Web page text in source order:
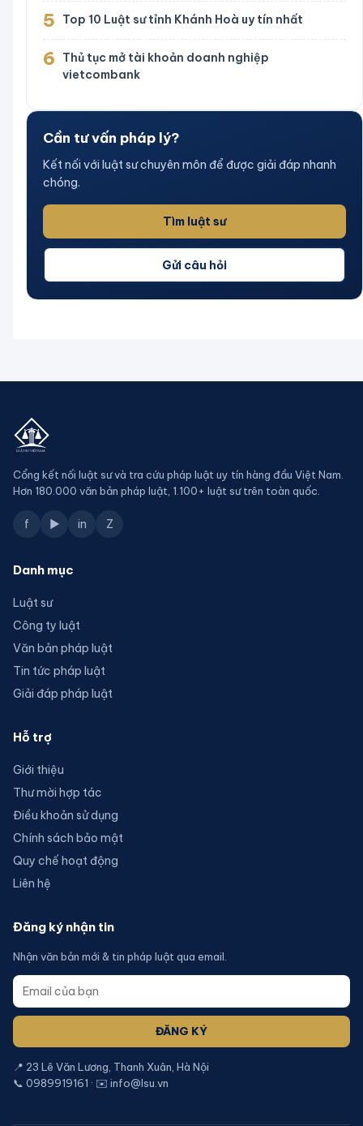
5 Top 10 Luật sư tỉnh Khánh Hoà uy tín nhất
6
Thủ tục mở tài khoản doanh nghiệp
vietcombank
Cần tư vấn pháp lý?
Kết nối với luật sư chuyên môn để được giải đáp nhanh
chóng.
Tìm luật sư
Gửi câu hỏi
Cổng kết nối luật sư và tra cứu pháp luật uy tín hàng đầu Việt Nam.
Hơn 180.000 văn bản pháp luật, 1.100+ luật sư trên toàn quốc.
f ▶ in Z
Danh mục
Luật sư
Công ty luật
Văn bản pháp luật
Tin tức pháp luật
Giải đáp pháp luật
Hỗ trợ
Giới thiệu
Thư mời hợp tác
Điều khoản sử dụng
Chính sách bảo mật
Quy chế hoạt động
Liên hệ
Đăng ký nhận tin
Nhận văn bản mới & tin pháp luật qua email.
ĐĂNG KÝ
📍 23 Lê Văn Lương, Thanh Xuân, Hà Nội
📞 0989919161 · ✉️ info@lsu.vn